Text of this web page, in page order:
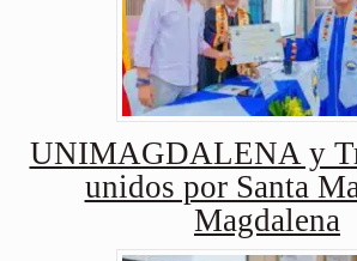
UNIMAGDALENA y
unidos por Santa
Magdalena